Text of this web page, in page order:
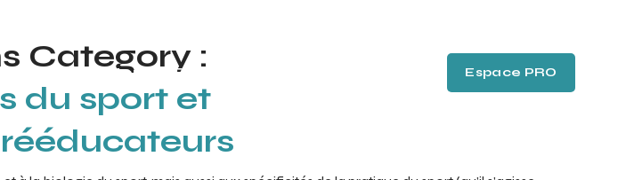
Check-up center Blog Espace PRO
Category :
du sport et